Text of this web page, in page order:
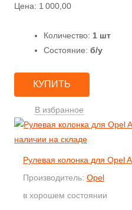
Цена: 1 000,00
Количество: 1 шт
Состояние: б/у
КУПИТЬ
В избранное
Рулевая колонка для Opel
Производитель: Opel
в хорошем состоянии